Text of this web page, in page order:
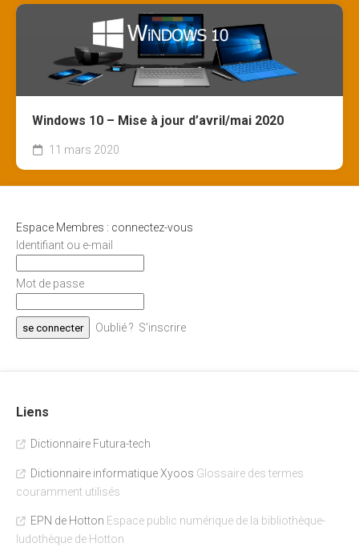
Windows 10 – Mise à jour d’avril/mai 2020
11 mars 2020
Espace Membres : connectez-vous
Identifiant ou e-mail
Mot de passe
Oublié ? S’inscrire
Liens
Dictionnaire Futura-tech
Dictionnaire informatique Xyoos Glossaire des termes
couramment utilisés
EPN de Hotton Espace public numérique de la bibliothèque-
ludothèque de Hotton